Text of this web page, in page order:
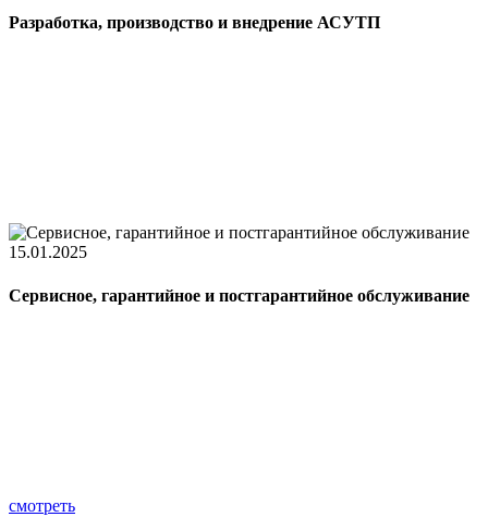
Разработка, производство и внедрение АСУТП
15.01.2025
Сервисное, гарантийное и постгарантийное обслуживание
смотреть